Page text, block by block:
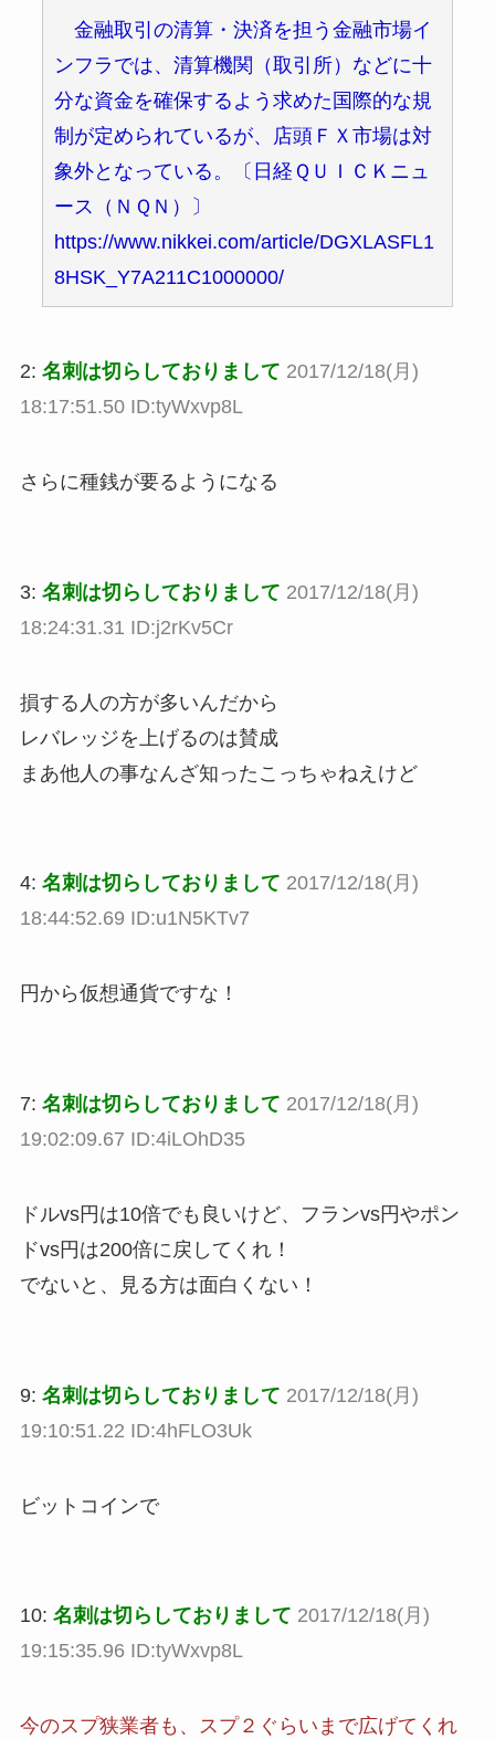
金融取引の清算・決済を担う金融市場イ
ンフラでは、清算機関（取引所）などに十
分な資金を確保するよう求めた国際的な規
制が定められているが、店頭ＦＸ市場は対
象外となっている。〔日経ＱＵＩＣＫニュ
ース（ＮＱＮ）〕
https://www.nikkei.com/article/DGXLASFL1
8HSK_Y7A211C1000000/
2: 名刺は切らしておりまして 2017/12/18(月)
18:17:51.50 ID:tyWxvp8L
さらに種銭が要るようになる
3: 名刺は切らしておりまして 2017/12/18(月)
18:24:31.31 ID:j2rKv5Cr
損する人の方が多いんだから
レバレッジを上げるのは賛成
まあ他人の事なんざ知ったこっちゃねえけど
4: 名刺は切らしておりまして 2017/12/18(月)
18:44:52.69 ID:u1N5KTv7
円から仮想通貨ですな！
7: 名刺は切らしておりまして 2017/12/18(月)
19:02:09.67 ID:4iLOhD35
ドルvs円は10倍でも良いけど、フランvs円やポン
ドvs円は200倍に戻してくれ！
でないと、見る方は面白くない！
9: 名刺は切らしておりまして 2017/12/18(月)
19:10:51.22 ID:4hFLO3Uk
ビットコインで
10: 名刺は切らしておりまして 2017/12/18(月)
19:15:35.96 ID:tyWxvp8L
今のスプ狭業者も、スプ２ぐらいまで広げてくれ